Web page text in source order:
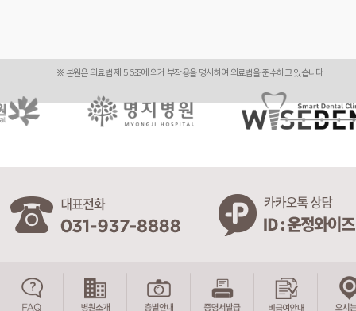
※ 본원은 의료법 제 56조에 의거 부작용을 명시하여 의료법을 준수하고 있습니다.